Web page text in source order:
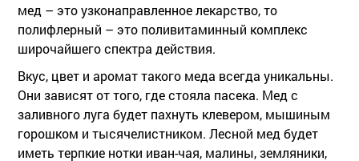
мед – это узконаправленное лекарство, то
полифлерный – это поливитаминный комплекс
широчайшего спектра действия.
Вкус, цвет и аромат такого меда всегда уникальны.
Они зависят от того, где стояла пасека. Мед с
заливного луга будет пахнуть клевером, мышиным
горошком и тысячелистником. Лесной мед будет
иметь терпкие нотки иван-чая, малины, земляники,